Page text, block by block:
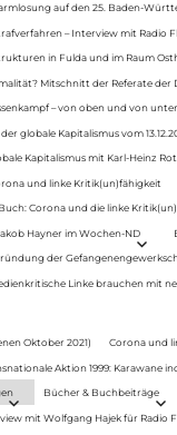
auf den 25. Baden-
– Interview mit Radio
in Fulda und im Raum
Mitschnitt der Referate der
– von oben und von
globale Kapitalismus vom
Kapitalismus mit Karl-Heinz
und linke Kritik(un)fähigkeit
Corona und die linke
Hayner im Wochen-ND
der
Linke brauchen mit
Oktober 2021) Corona und
Aktion 1999: Karawane
Bücher & Buchbeiträge
mit Wolfgang Hajek für Radio